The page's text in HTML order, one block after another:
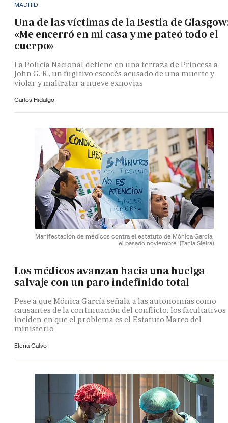
MADRID
Una de las víctimas de la Bestia de
«Me encerró en mi casa y me pateó todo el
cuerpo»
La Policía Nacional detiene en una terraza de Princesa a
John G. R., un fugitivo escocés acusado de una muerte y
violar y maltratar a nueve exnovias
Carlos Hidalgo
Manifestación de médicos contra el estatuto de Mónica García,
el pasado noviembre. (Tania Sieira)
Los médicos avanzan hacia una huelga
salvaje con un paro indefinido total
Pese a que Mónica García señala a las autonomías como
causantes de la continuación del conflicto, los facultativos
inciden en que el problema es el Estatuto Marco del
ministerio
Elena Calvo